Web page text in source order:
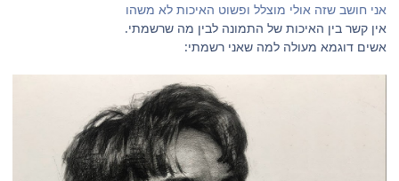
אני חושב שזה אולי מוצלל ופשוט האיכות לא משהו
אין קשר בין האיכות של התמונה לבין מה שרשמתי.
אשים דוגמא מעולה למה שאני רשמתי: